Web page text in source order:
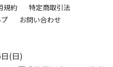
規約
特定商取引法
お問い合わせ
(日)